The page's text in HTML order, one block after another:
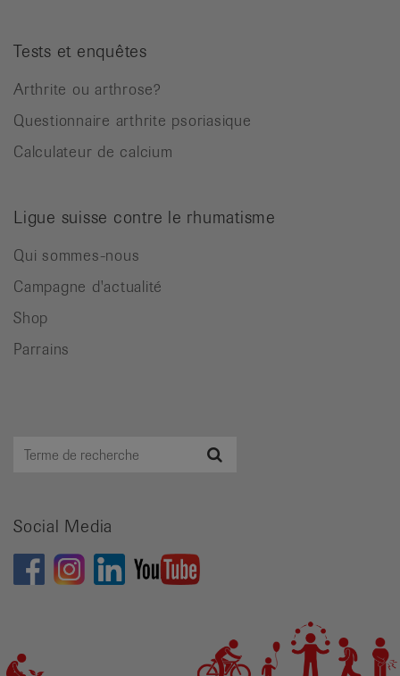
Tests et enquêtes
Arthrite ou arthrose?
Questionnaire arthrite psoriasique
Calculateur de calcium
Ligue suisse contre le rhumatisme
Qui sommes-nous
Campagne d'actualité
Shop
Parrains
Terme
Social Media